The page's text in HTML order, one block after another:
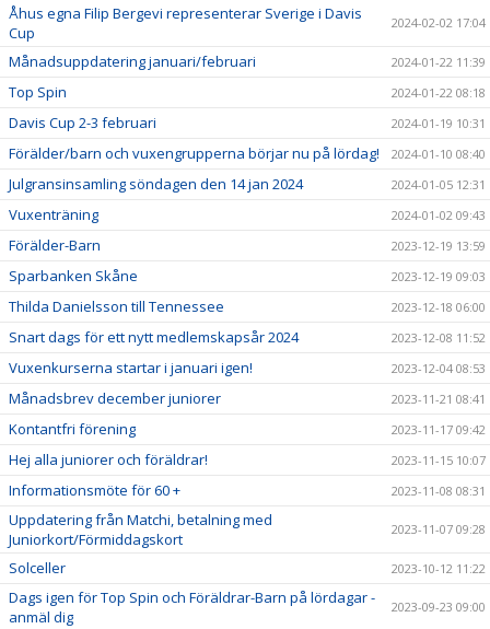
Åhus egna Filip Bergevi representerar Sverige i Davis
Cup
2024-02-02 17:04
Månadsuppdatering januari/februari 2024-01-22 11:39
Top Spin 2024-01-22 08:18
Davis Cup 2-3 februari 2024-01-19 10:31
Förälder/barn och vuxengrupperna börjar nu på lördag! 2024-01-10 08:40
Julgransinsamling söndagen den 14 jan 2024 2024-01-05 12:31
Vuxenträning 2024-01-02 09:43
Förälder-Barn 2023-12-19 13:59
Sparbanken Skåne 2023-12-19 09:03
Thilda Danielsson till Tennessee 2023-12-18 06:00
Snart dags för ett nytt medlemskapsår 2024 2023-12-08 11:52
Vuxenkurserna startar i januari igen! 2023-12-04 08:53
Månadsbrev december juniorer 2023-11-21 08:41
Kontantfri förening 2023-11-17 09:42
Hej alla juniorer och föräldrar! 2023-11-15 10:07
Informationsmöte för 60 + 2023-11-08 08:31
Uppdatering från Matchi, betalning med
Juniorkort/Förmiddagskort
2023-11-07 09:28
Solceller 2023-10-12 11:22
Dags igen för Top Spin och Föräldrar-Barn på lördagar -
anmäl dig
2023-09-23 09:00